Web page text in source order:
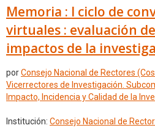
Memoria : I ciclo de
virtuales : evaluación
impactos de la
porConsejo Nacional de Rectores
Vicerrectores de Investigación.
Impacto, Incidencia y Calidad de la
Institución: Consejo Nacional de